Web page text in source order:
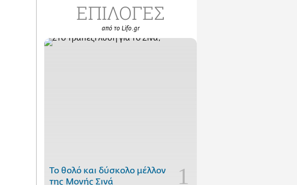
ΕΠΙΛΟΓΕΣ
από το Lifo.gr
Το θολό και δύσκολο μέλλον
της Μονής Σινά